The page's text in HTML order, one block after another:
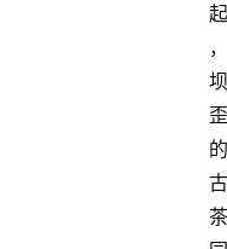
起
，
坝
歪
的
古
茶